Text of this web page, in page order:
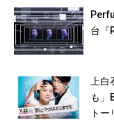
台『
上白
も」
ト